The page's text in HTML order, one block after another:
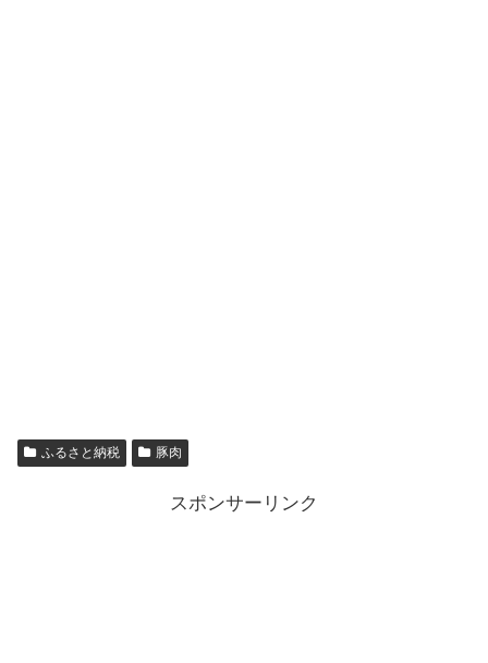
ふるさと納税 豚肉
スポンサーリンク